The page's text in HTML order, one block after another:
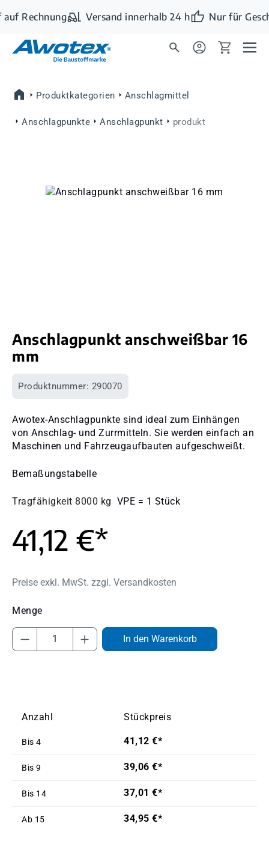
Zum Hauptinhalt springen
Rechnung Versand innerhalb 24 h Nur für
Produktkategorien Anschlagmittel
Anschlagpunkte Anschlagpunkt produkt
Bildergalerie überspringen
Anschlagpunkt anschweißbar 16
mm
Produktnummer: 290070
Awotex-Anschlagpunkte sind ideal zum Einhängen
von Anschlag- und Zurrmitteln. Sie werden einfach an
Maschinen und Fahrzeugaufbauten aufgeschweißt.
Bemaßungstabelle
Tragfähigkeit 8000 kg VPE = 1 Stück
41,12 €*
Preise exkl. MwSt. zzgl. Versandkosten
Produkt Anzahl: Gib den gewünschten
In den Warenkorb
Anzahl Stückpreis
Bis 4 41,12 €*
Bis 9 39,06 €*
Bis 14 37,01 €*
Ab 15 34,95 €*